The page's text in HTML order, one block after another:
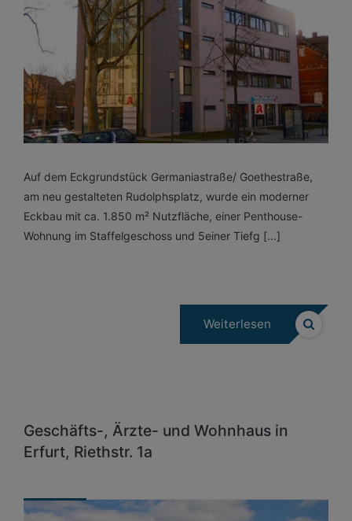
Auf dem Eckgrundstück Germaniastraße/ Goethestraße,
am neu gestalteten Rudolphsplatz, wurde ein moderner
Eckbau mit ca. 1.850 m² Nutzfläche, einer Penthouse-
Wohnung im Staffelgeschoss und 5einer Tiefg [...]
Weiterlesen
Geschäfts-, Ärzte- und Wohnhaus in
Erfurt, Riethstr. 1a